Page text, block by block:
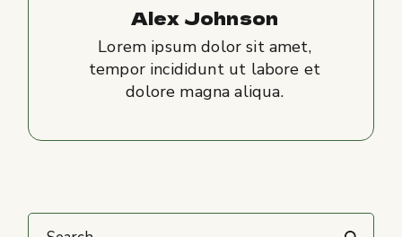
Alex Johnson
Lorem ipsum dolor sit amet,
tempor incididunt ut labore et
dolore magna aliqua.
Search